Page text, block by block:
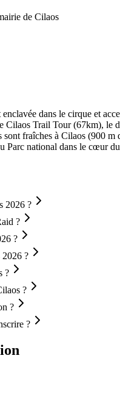
de Cilaos
dans le cirque et
Cilaos Trail Tour (67km),
fraîches à Cilaos (900
Parc national dans le cœur
2026 ?
?
?
2026 ?
?
?
?
?